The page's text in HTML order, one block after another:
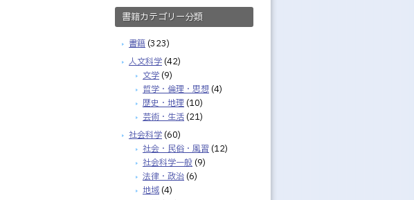
書籍カテゴリー分類
書籍 (323)
人文科学 (42)
文学 (9)
哲学・倫理・思想 (4)
歴史・地理 (10)
芸術・生活 (21)
社会科学 (60)
社会・民俗・風習 (12)
社会科学一般 (9)
法律・政治 (6)
地域 (4)